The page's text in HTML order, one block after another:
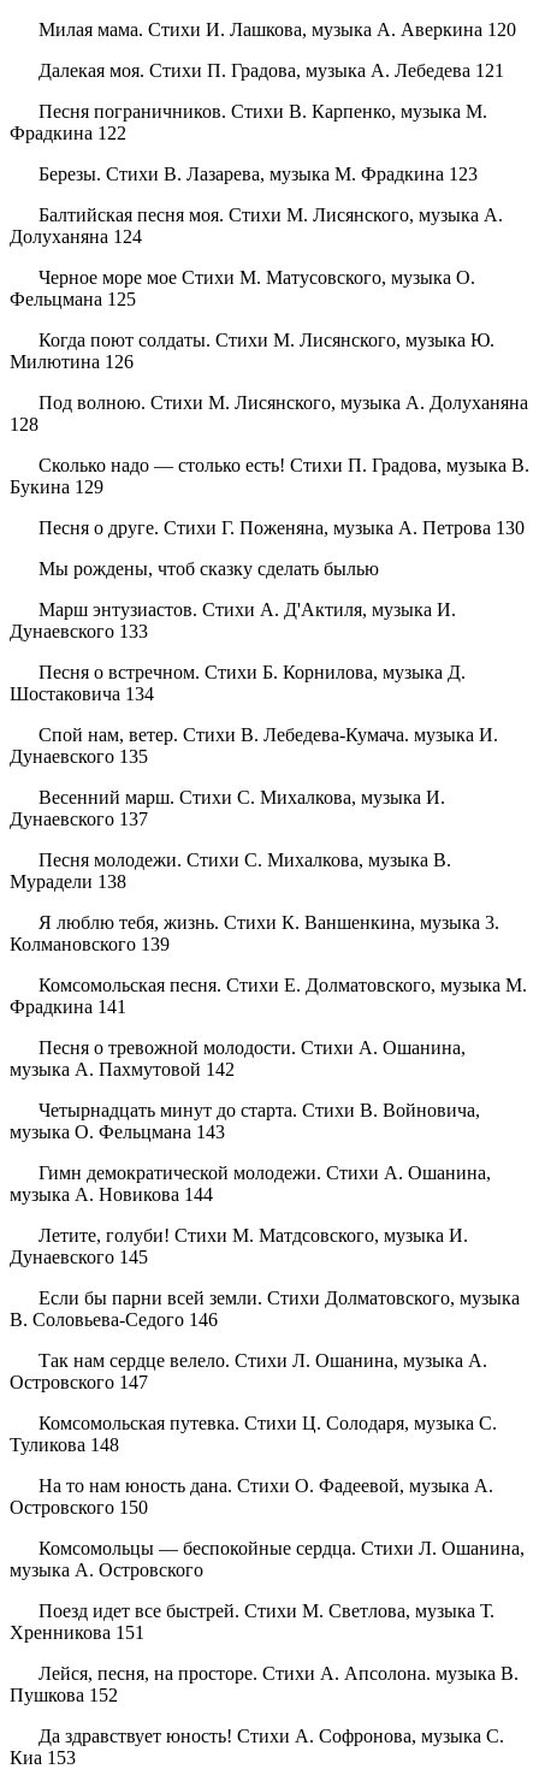
Милая мама. Стихи И. Лашкова, музыка А. Аверкина 120
Далекая моя. Стихи П. Градова, музыка А. Лебедева 121
Песня пограничников. Стихи В. Карпенко, музыка М.
Фрадкина 122
Березы. Стихи В. Лазарева, музыка М. Фрадкина 123
Балтийская песня моя. Стихи М. Лисянского, музыка А.
Долуханяна 124
Черное море мое Стихи М. Матусовского, музыка О.
Фельцмана 125
Когда поют солдаты. Стихи М. Лисянского, музыка Ю.
Милютина 126
Под волною. Стихи М. Лисянского, музыка А. Долуханяна
128
Сколько надо — столько есть! Стихи П. Градова, музыка В.
Букина 129
Песня о друге. Стихи Г. Поженяна, музыка А. Петрова 130
Мы рождены, чтоб сказку сделать былью
Марш энтузиастов. Стихи А. Д'Актиля, музыка И.
Дунаевского 133
Песня о встречном. Стихи Б. Корнилова, музыка Д.
Шостаковича 134
Спой нам, ветер. Стихи В. Лебедева-Кумача. музыка И.
Дунаевского 135
Весенний марш. Стихи С. Михалкова, музыка И.
Дунаевского 137
Песня молодежи. Стихи С. Михалкова, музыка В.
Мурадели 138
Я люблю тебя, жизнь. Стихи К. Ваншенкина, музыка 3.
Колмановского 139
Комсомольская песня. Стихи Е. Долматовского, музыка М.
Фрадкина 141
Песня о тревожной молодости. Стихи А. Ошанина,
музыка А. Пахмутовой 142
Четырнадцать минут до старта. Стихи В. Войновича,
музыка О. Фельцмана 143
Гимн демократической молодежи. Стихи А. Ошанина,
музыка А. Новикова 144
Летите, голуби! Стихи М. Матдсовского, музыка И.
Дунаевского 145
Если бы парни всей земли. Стихи Долматовского, музыка
В. Соловьева-Седого 146
Так нам сердце велело. Стихи Л. Ошанина, музыка А.
Островского 147
Комсомольская путевка. Стихи Ц. Солодаря, музыка С.
Туликова 148
На то нам юность дана. Стихи О. Фадеевой, музыка А.
Островского 150
Комсомольцы — беспокойные сердца. Стихи Л. Ошанина,
музыка А. Островского
Поезд идет все быстрей. Стихи М. Светлова, музыка Т.
Хренникова 151
Лейся, песня, на просторе. Стихи А. Апсолона. музыка В.
Пушкова 152
Да здравствует юность! Стихи А. Софронова, музыка С.
Киа 153